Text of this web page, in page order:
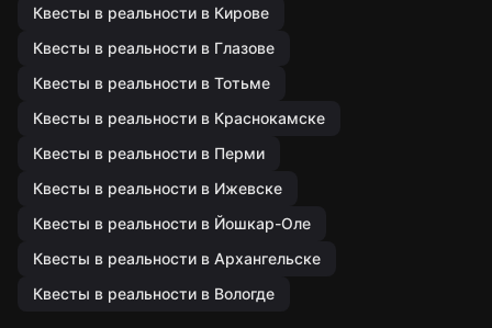
Квесты в реальности в Кирове
Квесты в реальности в Глазове
Квесты в реальности в Тотьме
Квесты в реальности в Краснокамске
Квесты в реальности в Перми
Квесты в реальности в Ижевске
Квесты в реальности в Йошкар-Оле
Квесты в реальности в Архангельске
Квесты в реальности в Вологде